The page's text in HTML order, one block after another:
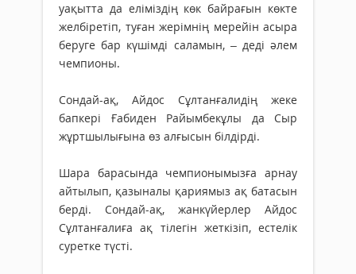
уақытта да еліміздің көк байрағын көкте
желбіретіп, туған жерімнің мерейін асыра
беруге бар күшімді саламын, – деді әлем
чемпионы.
Сондай-ақ, Айдос Сұлтанғалидің жеке
бапкері Ғабиден Райымбекұлы да Сыр
жұртшылығына өз алғысын білдірді.
Шара барасында чемпионымызға арнау
айтылып, қазыналы қариямыз ақ батасын
берді. Сондай-ақ, жанкүйерлер Айдос
Сұлтанғалиға ақ тілегін жеткізіп, естелік
суретке түсті.